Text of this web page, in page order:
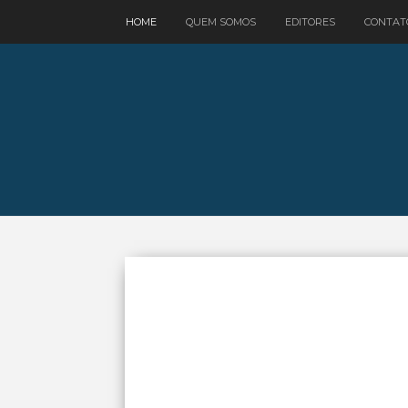
HOME QUEM SOMOS EDITORES